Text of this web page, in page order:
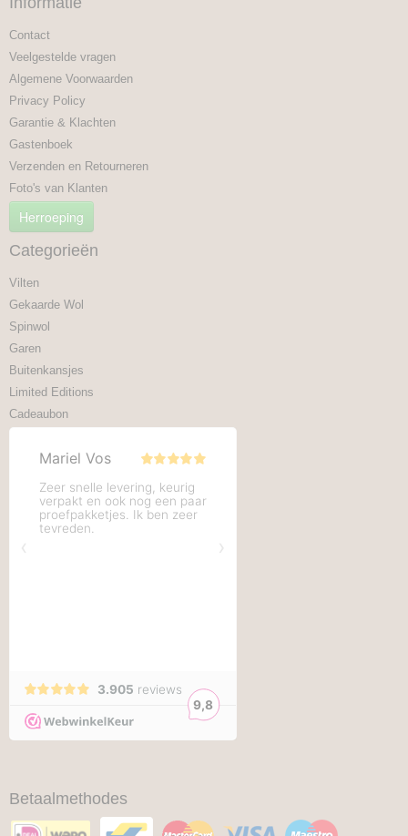
Contact
Veelgestelde vragen
Algemene Voorwaarden
Privacy Policy
Garantie & Klachten
Gastenboek
Verzenden en Retourneren
Foto's van Klanten
Herroeping
Categorieën
Vilten
Gekaarde Wol
Spinwol
Garen
Buitenkansjes
Limited Editions
Cadeaubon
Betaalmethodes